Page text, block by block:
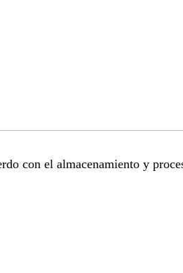
con el almacenamiento y